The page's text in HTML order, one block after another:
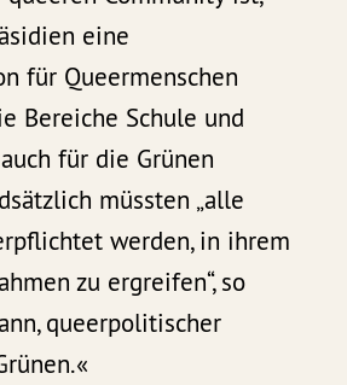
eine
für Queermenschen
Bereiche Schule und
für die Grünen
müssten „alle
werden, in ihrem
zu ergreifen“, so
queerpolitischer